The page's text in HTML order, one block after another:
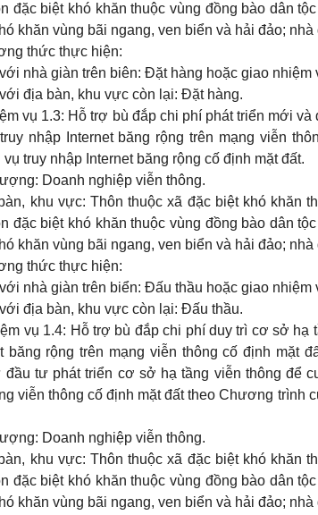
đặc biệt khó khăn thuộc vùng đồng bào dân
khăn vùng bãi ngang, ven biển và hải đảo; nhà
thức thực hiện:
nhà giàn trên biên: Đặt hàng hoặc giao nhiệm
địa bàn, khu vực còn lại: Đặt hàng.
vụ 1.3: Hỗ trợ bù đắp chi phí phát triển mới
nhập Internet băng rộng trên mạng viễn
truy nhập Internet băng rộng cố định mặt đất.
Doanh nghiệp viễn thông.
khu vực: Thôn thuộc xã đặc biệt khó khăn
đặc biệt khó khăn thuộc vùng đồng bào dân
khăn vùng bãi ngang, ven biển và hải đảo; nhà
thức thực hiện:
nhà giàn trên biển: Đấu thầu hoặc giao nhiệm
địa bàn, khu vực còn lại: Đấu thầu.
vụ 1.4: Hỗ trợ bù đắp chi phí duy trì cơ sở hạ
băng rộng trên mạng viễn thông cố định mặt
đầu tư phát triển cơ sở hạ tầng viễn thông để
viễn thông cố định mặt đất theo Chương trình
Doanh nghiệp viễn thông.
khu vực: Thôn thuộc xã đặc biệt khó khăn
đặc biệt khó khăn thuộc vùng đồng bào dân
khăn vùng bãi ngang, ven biển và hải đảo; nhà